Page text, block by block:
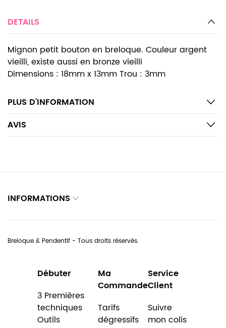
DETAILS
Mignon petit bouton en breloque. Couleur argent
vieilli, existe aussi en bronze vieilli
Dimensions : 18mm x 13mm Trou : 3mm
PLUS D’INFORMATION
AVIS
INFORMATIONS
Breloque & Pendentif - Tous droits réservés.
Débuter
3 Premières
techniques
Outils
Ma
Commande
Tarifs
dégressifs
Service
Client
Suivre
mon colis